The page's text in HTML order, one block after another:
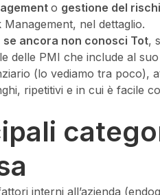
o gestione del
Management, nel dettaglio.
se ancora non conosci Tot,
delle PMI che include al
(lo vediamo tra poco),
ripetitivi e in cui è facile
interni all’azienda